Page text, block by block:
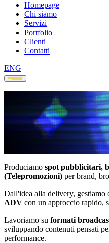
Homepage
Chi siamo
Servizi
Portfolio
Clienti
Contatti
ENG
PUBBLICITÀ & SPOT
TLP /
Produciamo spot pubblicitari,
(Telepromozioni) per brand,
Dall'idea alla delivery, gestiamo
ADV con un approccio rapido,
Lavoriamo su formati
sviluppando contenuti pensati
performance.